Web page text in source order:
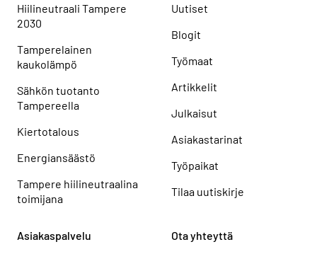
Hiilineutraali Tampere
2030
Tamperelainen
kaukolämpö
Sähkön tuotanto
Tampereella
Kiertotalous
Energiansäästö
Tampere hiilineutraalina
toimijana
Uutiset
Blogit
Työmaat
Artikkelit
Julkaisut
Asiakastarinat
Työpaikat
Tilaa uutiskirje
Asiakaspalvelu Ota yhteyttä